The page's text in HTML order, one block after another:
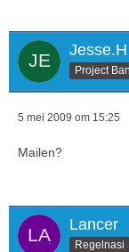
Jesse.H
Project
5 mei 2009 om 15:25
Mailen?
Lancer
Regelnasi